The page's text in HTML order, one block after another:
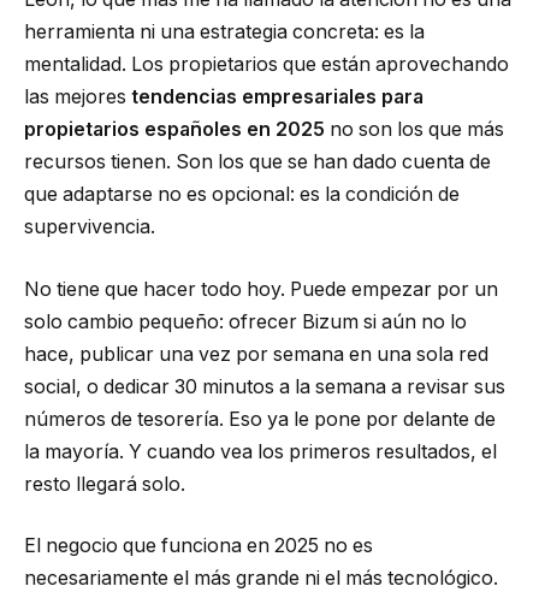
herramienta ni una estrategia concreta: es la
mentalidad. Los propietarios que están aprovechando
las mejores tendencias empresariales para
propietarios españoles en 2025 no son los que más
recursos tienen. Son los que se han dado cuenta de
que adaptarse no es opcional: es la condición de
supervivencia.
No tiene que hacer todo hoy. Puede empezar por un
solo cambio pequeño: ofrecer Bizum si aún no lo
hace, publicar una vez por semana en una sola red
social, o dedicar 30 minutos a la semana a revisar sus
números de tesorería. Eso ya le pone por delante de
la mayoría. Y cuando vea los primeros resultados, el
resto llegará solo.
El negocio que funciona en 2025 no es
necesariamente el más grande ni el más tecnológico.